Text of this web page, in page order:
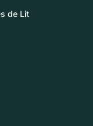
de Lit